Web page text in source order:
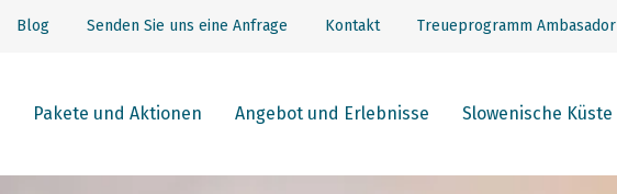
Blog Senden Sie uns eine Anfrage Kontakt Treueprogramm Ambasador
Pakete und Aktionen Angebot und Erlebnisse Slowenische Küste